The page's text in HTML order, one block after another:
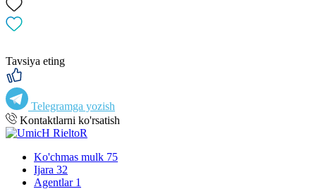
Tavsiya eting
Telegramga yozish
Kontaktlarni ko'rsatish
Ko'chmas mulk 75
Ijara 32
Agentlar 1